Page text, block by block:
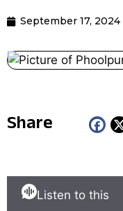
September 17, 2024
Share
Listen to this